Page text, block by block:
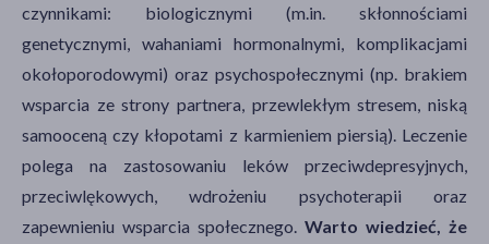
czynnikami: biologicznymi (m.in. skłonnościami
genetycznymi, wahaniami hormonalnymi, komplikacjami
okołoporodowymi) oraz psychospołecznymi (np. brakiem
wsparcia ze strony partnera, przewlekłym stresem, niską
samooceną czy kłopotami z karmieniem piersią). Leczenie
polega na zastosowaniu leków przeciwdepresyjnych,
przeciwlękowych, wdrożeniu psychoterapii oraz
zapewnieniu wsparcia społecznego. Warto wiedzieć, że